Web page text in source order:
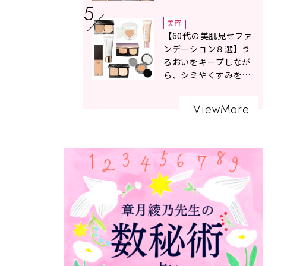
の魔術】
美容
【60代の美肌見せファ
ンデーション８選】う
るおいをキープしなが
ら、シミやくすみをナ
ViewMore